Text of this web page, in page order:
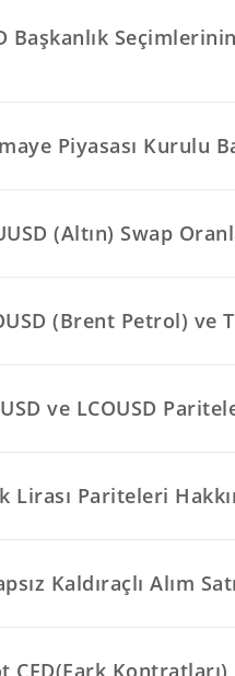
Başkanlık
Piyasası Kurulu
(Altın) Swap
(Brent Petrol) ve
ve LCOUSD
Lirası Pariteleri
Kaldıraçlı Alım